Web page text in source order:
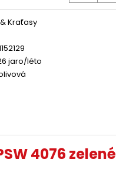
Kraťasy
jaro/léto
4076 zelené